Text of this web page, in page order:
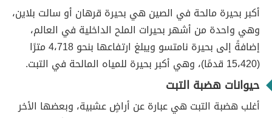
أكبر بحيرة مالحة في الصين هي بحيرة قرهان أو سالت بلاين،
وهي واحدة من أشهر بحيرات الملح الداخلية في العالم،
إضافةً إلى بحيرة نامتسو ويبلغ ارتفاعها بنحو 4،718 مترًا
(15،420 قدمًا)، وهي أكبر بحيرة للمياه المالحة في التبت.
حيوانات هضبة التبت
أغلب هضبة التبت هي عبارة عن أراضٍ عشبية، وبعضها الأخر